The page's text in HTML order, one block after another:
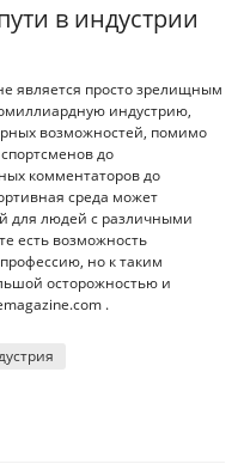
в индустрии
является просто зрелищным
индустрию,
возможностей, помимо
до
комментаторов до
среда может
для людей с различными
есть возможность
профессию, но к таким
осторожностью и
.